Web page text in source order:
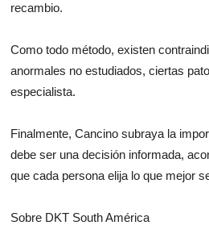
recambio.
Como todo método, existen
anormales no estudiados, ciertas
especialista.
Finalmente, Cancino subraya la
debe ser una decisión informada,
que cada persona elija lo que mejor
Sobre DKT South América